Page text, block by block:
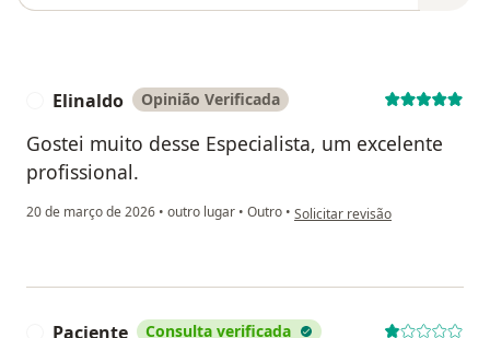
Elinaldo Opinião Verificada
Gostei muito desse Especialista, um excelente
profissional.
20 de março de 2026 • outro lugar • Outro • na opinião do utilizador Elinaldo
Solicitar revisão
Paciente Consulta verificada